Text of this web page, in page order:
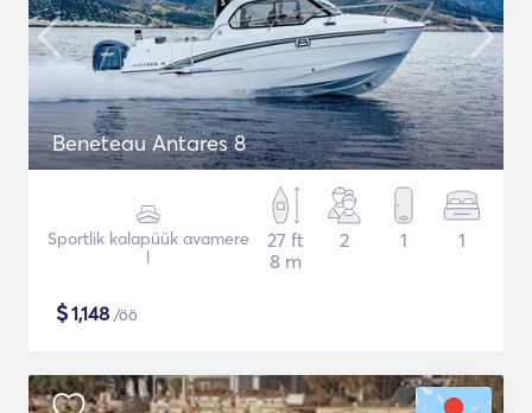
Beneteau Antares 8
Sportlik kalapüük avamere
l
27 ft
8 m
2 1 1
$1,148 /öö